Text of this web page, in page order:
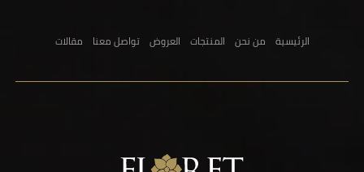
الرئيسية من نحن المنتجات العروض تواصل معنا مقالات